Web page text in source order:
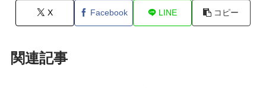
X Facebook LINE コピー
関連記事